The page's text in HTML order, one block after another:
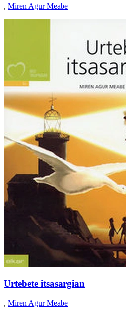
, Miren Agur Meabe
Urtebete itsasargian
, Miren Agur Meabe